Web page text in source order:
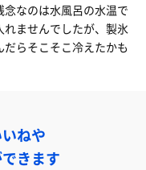
なのは水風呂の水温で
ませんでしたが、製氷
らそこそこ冷えたかも
ねや
きます